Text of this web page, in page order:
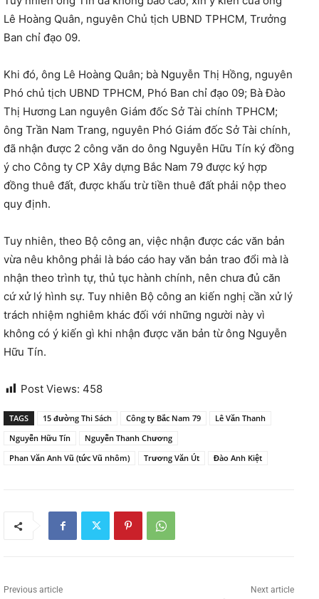
Lê Hoàng Quân, nguyên Chủ tịch UBND TPHCM, Trưởng
Ban chỉ đạo 09.
Khi đó, ông Lê Hoàng Quân; bà Nguyễn Thị Hồng, nguyên
Phó chủ tịch UBND TPHCM, Phó Ban chỉ đạo 09; Bà Đào
Thị Hương Lan nguyên Giám đốc Sở Tài chính TPHCM;
ông Trần Nam Trang, nguyên Phó Giám đốc Sở Tài chính,
đã nhận được 2 công văn do ông Nguyễn Hữu Tín ký đồng
ý cho Công ty CP Xây dựng Bắc Nam 79 được ký hợp
đồng thuê đất, được khấu trừ tiền thuê đất phải nộp theo
quy định.
Tuy nhiên, theo Bộ công an, việc nhận được các văn bản
vừa nêu không phải là báo cáo hay văn bản trao đổi mà là
nhận theo trình tự, thủ tục hành chính, nên chưa đủ căn
cứ xử lý hình sự. Tuy nhiên Bộ công an kiến nghị cần xử lý
trách nhiệm nghiêm khác đối với những người này vì
không có ý kiến gì khi nhận được văn bản từ ông Nguyễn
Hữu Tín.
Post Views: 458
TAGS 15 đường Thi Sách Công ty Bắc Nam 79
Lê Văn Thanh
Nguyễn Hữu Tín
Nguyễn Thanh Chương
Phan Văn Anh Vũ (tức Vũ nhôm)
Trương Văn Út Đào Anh Kiệt
Previous article Next article